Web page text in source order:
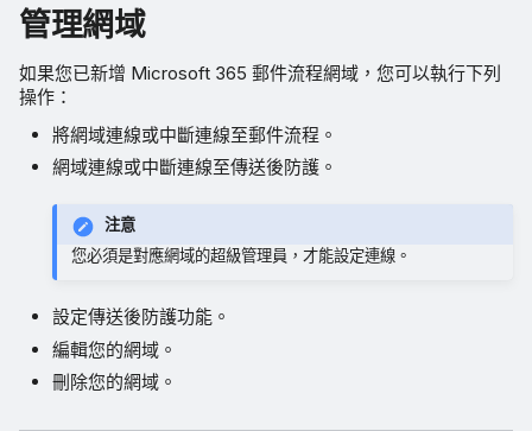
管理網域
如果您已新增 Microsoft 365 郵件流程網域，您可以執行下列
操作：
將網域連線或中斷連線至郵件流程。
網域連線或中斷連線至傳送後防護。
注意
您必須是對應網域的超級管理員，才能設定連線。
設定傳送後防護功能。
編輯您的網域。
刪除您的網域。